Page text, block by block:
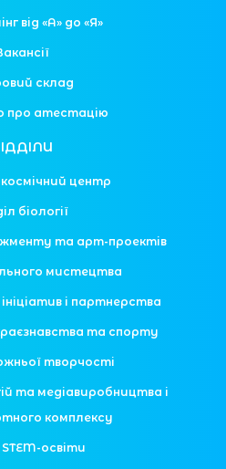
від «А» до «Я»
склад
про атестацію
космічний центр
біології
та арт-проектів
мистецтва
і партнерства
та спорту
творчості
та медіавиробництва і
комплексу
STEM-освіти